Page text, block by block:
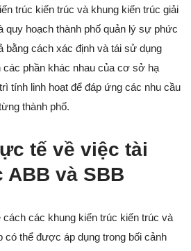
trúc kiến trúc và khung kiến trúc giải
quy hoạch thành phố quản lý sự phức
bằng cách xác định và tái sử dụng
các phần khác nhau của cơ sở hạ
tính linh hoạt để đáp ứng các nhu cầu
thành phố.
tế về việc tài
ABB và SBB
các khung kiến trúc kiến trúc và
có thể được áp dụng trong bối cảnh